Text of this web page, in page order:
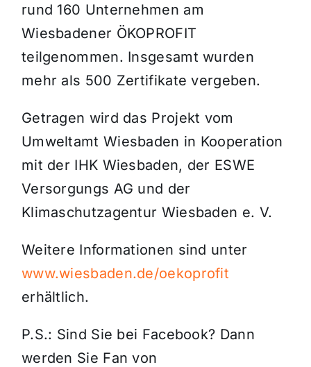
rund 160 Unternehmen am
Wiesbadener ÖKOPROFIT
teilgenommen. Insgesamt wurden
mehr als 500 Zertifikate vergeben.
Getragen wird das Projekt vom
Umweltamt Wiesbaden in Kooperation
mit der IHK Wiesbaden, der ESWE
Versorgungs AG und der
Klimaschutzagentur Wiesbaden e. V.
Weitere Informationen sind unter
www.wiesbaden.de/oekoprofit
erhältlich.
P.S.: Sind Sie bei Facebook? Dann
werden Sie Fan von